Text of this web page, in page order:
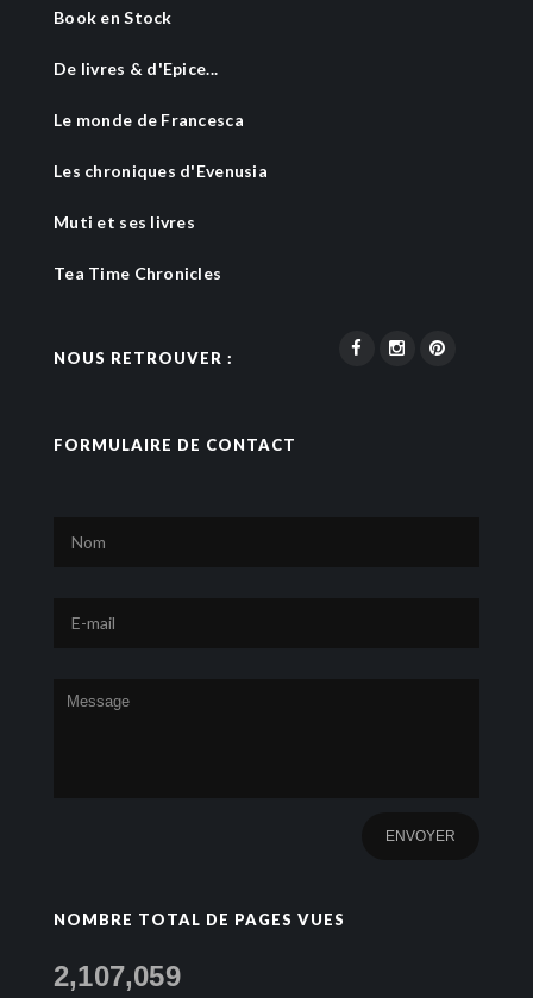
Book en Stock
De livres & d'Epice...
Le monde de Francesca
Les chroniques d'Evenusia
Muti et ses livres
Tea Time Chronicles
NOUS RETROUVER :
FORMULAIRE DE CONTACT
NOMBRE TOTAL DE PAGES VUES
2,107,059